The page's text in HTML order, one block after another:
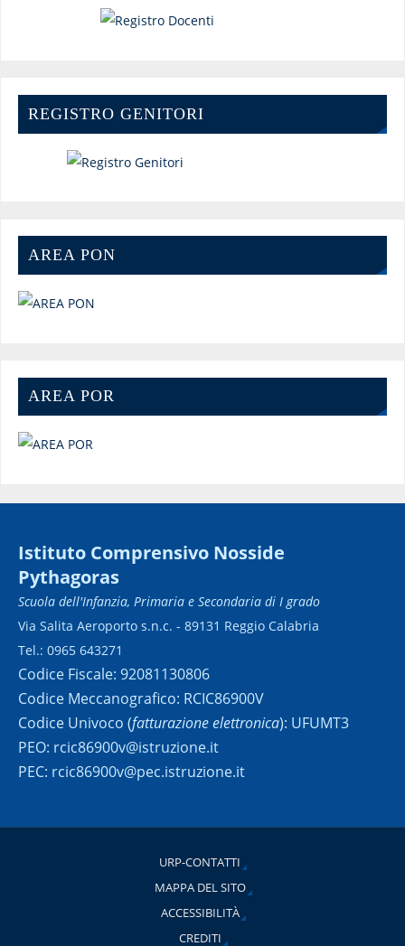
REGISTRO GENITORI
AREA PON
AREA POR
Istituto Comprensivo Nosside
Pythagoras
Scuola dell'Infanzia, Primaria e Secondaria di I grado
Via Salita Aeroporto s.n.c. - 89131 Reggio Calabria
Tel.: 0965 643271
Codice Fiscale: 92081130806
Codice Meccanografico: RCIC86900V
Codice Univoco (fatturazione elettronica): UFUMT3
PEO: rcic86900v@istruzione.it
PEC: rcic86900v@pec.istruzione.it
URP-CONTATTI
MAPPA DEL SITO
ACCESSIBILITÀ
CREDITI